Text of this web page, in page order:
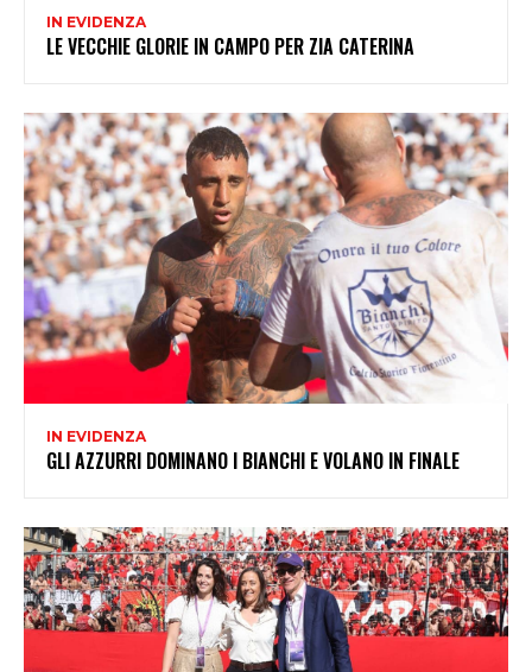
IN EVIDENZA
LE VECCHIE GLORIE IN CAMPO PER ZIA CATERINA
IN EVIDENZA
GLI AZZURRI DOMINANO I BIANCHI E VOLANO IN FINALE